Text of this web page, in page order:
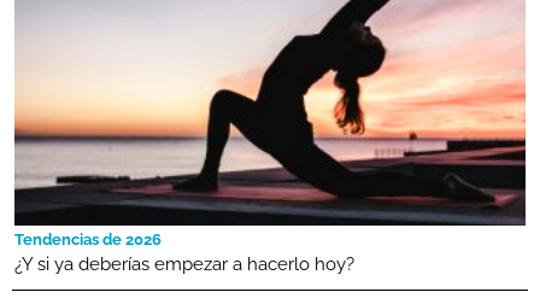
Tendencias de 2026
¿Y si ya deberías empezar a hacerlo hoy?